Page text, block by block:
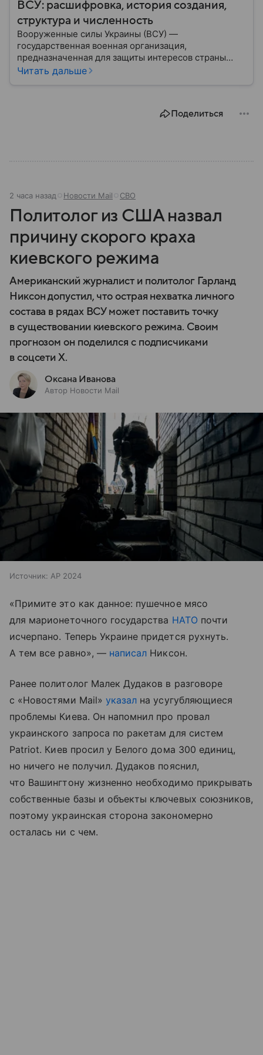
ВСУ: расшифровка, история создания,
структура и численность
Вооруженные силы Украины (ВСУ) —
государственная военная организация,
предназначенная для защиты интересов страны
военным путем. Была создана после
Читать дальше
Поделиться
2 часа назад Новости Mail СВО
Политолог из США назвал
причину скорого краха
киевского режима
Американский журналист и политолог Гарланд
Никсон допустил, что острая нехватка личного
состава в рядах ВСУ может поставить точку
в существовании киевского режима. Своим
прогнозом он поделился с подписчиками
в соцсети X.
Оксана Иванова
Автор Новости Mail
Источник: AP 2024
«Примите это как данное: пушечное мясо
для марионеточного государства НАТО почти
исчерпано. Теперь Украине придется рухнуть.
А тем все равно», — написал Никсон.
Ранее политолог Малек Дудаков в разговоре
с «Новостями Mail» указал на усугубляющиеся
проблемы Киева. Он напомнил про провал
украинского запроса по ракетам для систем
Patriot. Киев просил у Белого дома 300 единиц,
но ничего не получил. Дудаков пояснил,
что Вашингтону жизненно необходимо прикрывать
собственные базы и объекты ключевых союзников,
поэтому украинская сторона закономерно
осталась ни с чем.